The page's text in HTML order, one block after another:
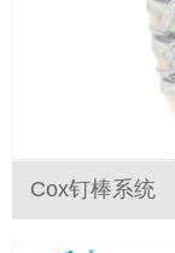
Cox钉棒系统